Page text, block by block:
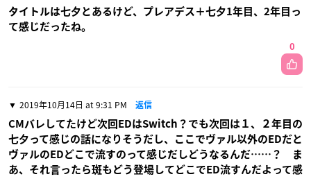
タイトルは七夕とあるけど、プレアデス＋七夕1年目、2年目っ
て感じだったね。
0
2019年10月14日 at 9:31 PM 返信
CMバレしてたけど次回EDはSwitch？でも次回は１、２年目の
七夕って感じの話になりそうだし、ここでヴァル以外のEDだと
ヴァルのEDどこで流すのって感じだしどうなるんだ……？ ま
あ、それ言ったら斑もどう登場してどこでED流すんだよって感